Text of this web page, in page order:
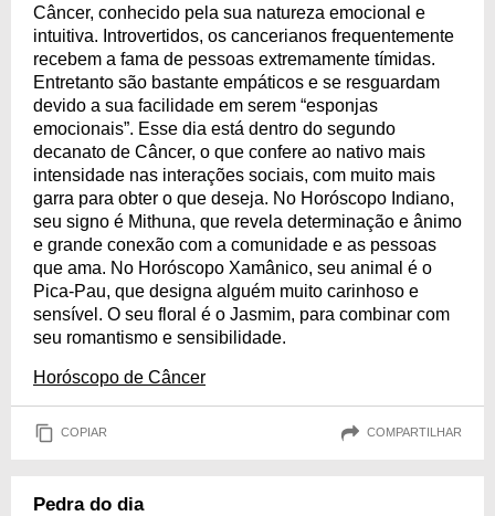
Câncer, conhecido pela sua natureza emocional e
intuitiva. Introvertidos, os cancerianos frequentemente
recebem a fama de pessoas extremamente tímidas.
Entretanto são bastante empáticos e se resguardam
devido a sua facilidade em serem “esponjas
emocionais”. Esse dia está dentro do segundo
decanato de Câncer, o que confere ao nativo mais
intensidade nas interações sociais, com muito mais
garra para obter o que deseja. No Horóscopo Indiano,
seu signo é Mithuna, que revela determinação e ânimo
e grande conexão com a comunidade e as pessoas
que ama. No Horóscopo Xamânico, seu animal é o
Pica-Pau, que designa alguém muito carinhoso e
sensível. O seu floral é o Jasmim, para combinar com
seu romantismo e sensibilidade.
Horóscopo de Câncer
COPIAR COMPARTILHAR
Pedra do dia